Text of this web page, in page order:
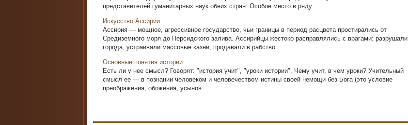
представителей гуманитарных наук обеих стран. Особое место в ряду ...
Искусство Ассирии
Ассирия — мощное, агрессивное государство, чьи границы в период расцвета простирались от
Средиземного моря до Персидского залива. Ассирийцы жестоко расправлялись с врагами: разрушали
города, устраивали массовые казни, продавали в рабство ...
Основные понятия истории
Есть ли у нее смысл? Говорят: "история учит", "уроки истории". Чему учит, в чем уроки? Учительный
смысл ее — в познании человеком и человечеством истины своей немощи без Бога (это условие
преображения, обожения, усынов ...